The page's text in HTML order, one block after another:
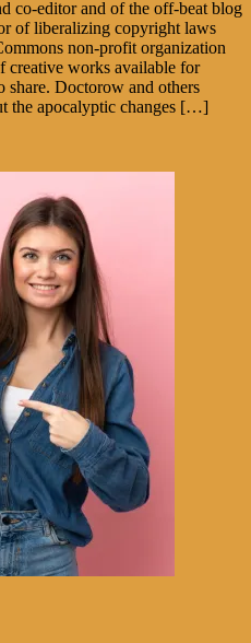
co-editor and of the off-beat blog
of liberalizing copyright laws
non-profit organization
creative works available for
share. Doctorow and others
the apocalyptic changes […]